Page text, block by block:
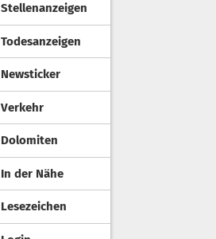
Stellenanzeigen
Todesanzeigen
Newsticker
Verkehr
Dolomiten
In der Nähe
Lesezeichen